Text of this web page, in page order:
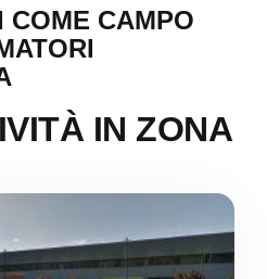
COME CAMPO
IN ZONA